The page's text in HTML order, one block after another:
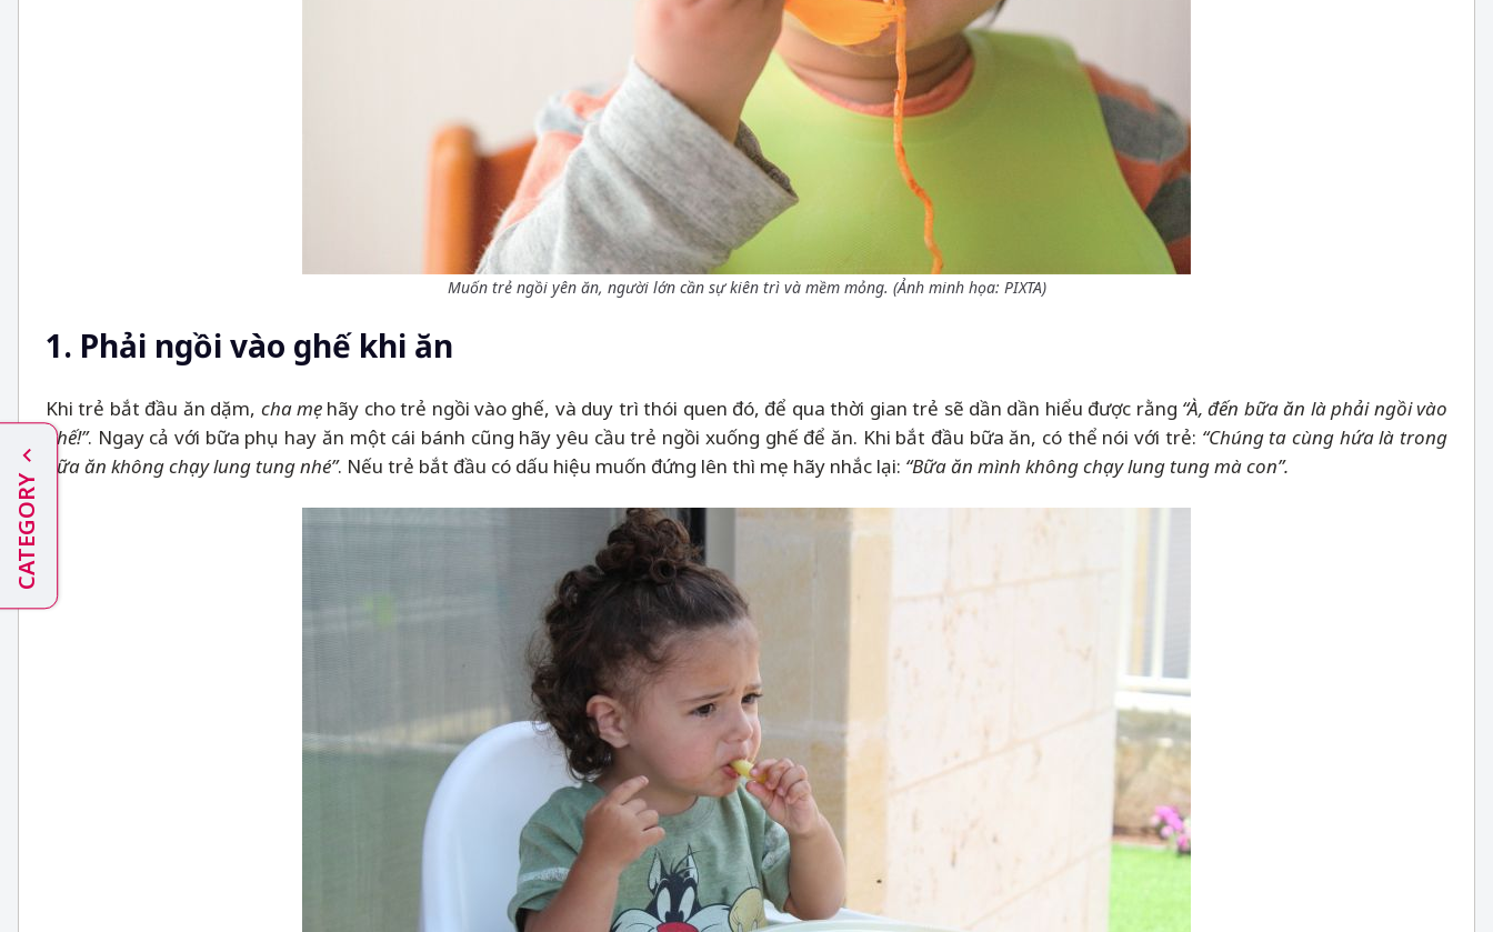
Muốn trẻ ngồi yên ăn, người lớn cần sự kiên trì và mềm mỏng. (Ảnh minh họa: PIXTA)
1. Phải ngồi vào ghế khi ăn
Khi trẻ bắt đầu ăn dặm, cha mẹhãy cho trẻ ngồi vào ghế, và duy trì thói quen đó, để qua thời gian trẻ sẽ dần dần hiểu được rằng “À, đến bữa ăn là phải ngồi vào
ghế!”. Ngay cả với bữa phụ hay ăn một cái bánh cũng hãy yêu cầu trẻ ngồi xuống ghế để ăn. Khi bắt đầu bữa ăn, có thể nói với trẻ: “Chúng ta cùng hứa là trong
bữa ăn không chạy lung tung nhé”. Nếu trẻ bắt đầu có dấu hiệu muốn đứng lên thì mẹ hãy nhắc lại: “Bữa ăn mình không chạy lung tung mà con”.
CATEGORY